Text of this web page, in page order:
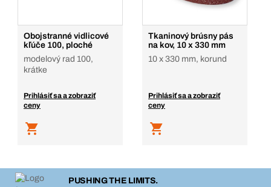
Obojstranné vidlicové
kľúče 100, ploché
modelový rad 100,
krátke
Prihlásiť sa a zobraziť
ceny
Tkaninový brúsny pás
na kov, 10 x 330 mm
10 x 330 mm, korund
Prihlásiť sa a zobraziť
ceny
PUSHING THE LIMITS.